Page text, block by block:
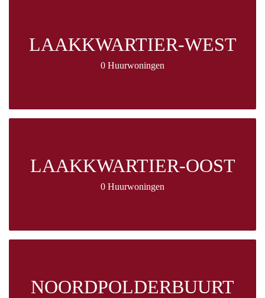
LAAKKWARTIER-WEST
0 Huurwoningen
LAAKKWARTIER-OOST
0 Huurwoningen
NOORDPOLDERBUURT